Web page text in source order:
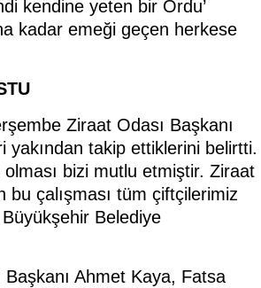
kendine yeten bir Ordu’
kadar emeği geçen herkese
Ziraat Odası Başkanı
yakından takip ettiklerini belirtti.
olması bizi mutlu etmiştir. Ziraat
çalışması tüm çiftçilerimiz
Belediye
Ahmet Kaya, Fatsa